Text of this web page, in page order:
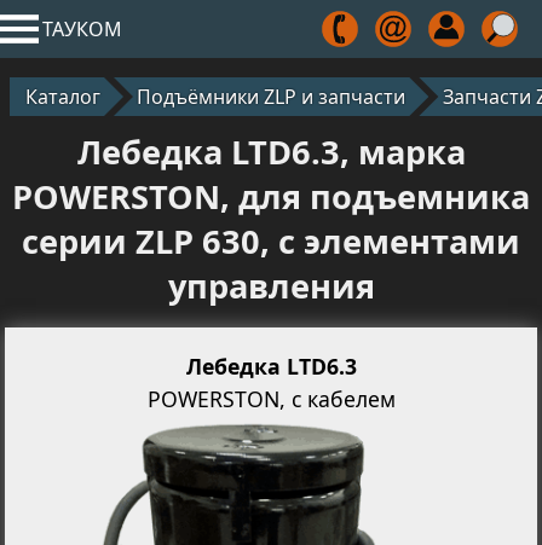
ТАУКОМ
Каталог Подъёмники ZLP и запчасти Запчасти
Лебедка LTD6.3, марка
POWERSTON, для подъемника
серии ZLP 630, с элементами
управления
Лебедка LTD6.3
POWERSTON, с кабелем